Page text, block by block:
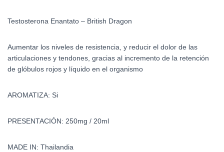
Testosterona Enantato – British Dragon
Aumentar los niveles de resistencia, y reducir el dolor de las
articulaciones y tendones, gracias al incremento de la retención
de glóbulos rojos y líquido en el organismo
AROMATIZA: Si
PRESENTACIÓN: 250mg / 20ml
MADE IN: Thailandia